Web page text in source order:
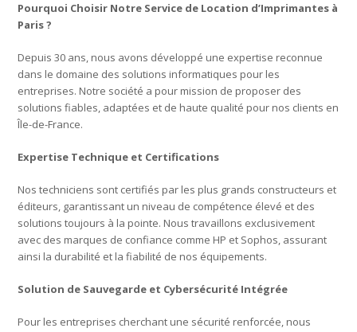
Pourquoi Choisir Notre Service de Location d’Imprimantes à
Paris ?
Depuis 30 ans, nous avons développé une expertise reconnue
dans le domaine des solutions informatiques pour les
entreprises. Notre société a pour mission de proposer des
solutions fiables, adaptées et de haute qualité pour nos clients en
Île-de-France.
Expertise Technique et Certifications
Nos techniciens sont certifiés par les plus grands constructeurs et
éditeurs, garantissant un niveau de compétence élevé et des
solutions toujours à la pointe. Nous travaillons exclusivement
avec des marques de confiance comme HP et Sophos, assurant
ainsi la durabilité et la fiabilité de nos équipements.
Solution de Sauvegarde et Cybersécurité Intégrée
Pour les entreprises cherchant une sécurité renforcée, nous